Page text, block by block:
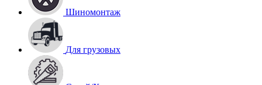
Шиномонтаж
Для грузовых